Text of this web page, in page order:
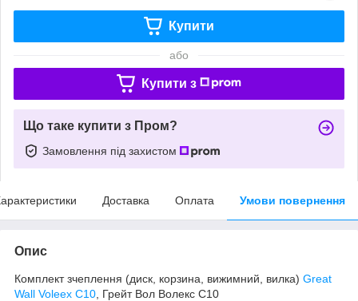
Купити
або
Купити з
Що таке купити з Пром?
Замовлення під захистом
Доставка Оплата Умови повернення
Опис
Комплект зчеплення (диск, корзина, вижимний, вилка) Great
Wall Voleex C10 , Грейт Вол Волекс С10